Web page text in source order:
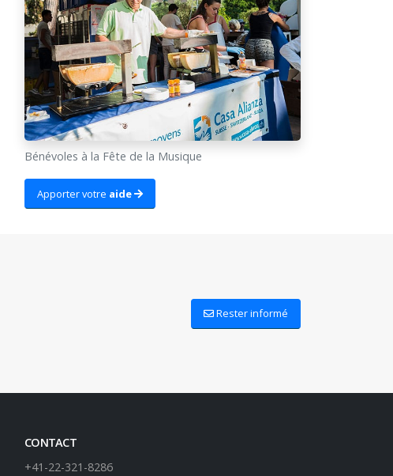
Bénévoles à la Fête de la Musique
Apporter votre aide
Rester informé
CONTACT
+41-22-321-8286